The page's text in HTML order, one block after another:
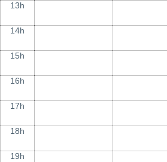
13h
14h
15h
16h
17h
18h
19h